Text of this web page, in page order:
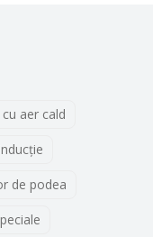
aer cald
de podea